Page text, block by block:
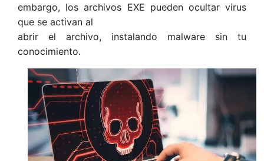
embargo, los archivos EXE pueden ocultar virus
que se activan al
abrir el archivo, instalando malware sin tu
conocimiento.